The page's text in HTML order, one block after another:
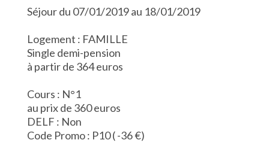
Séjour du 07/01/2019 au 18/01/2019
Logement : FAMILLE
Single demi-pension
à partir de 364 euros
Cours : N°1
au prix de 360 euros
DELF : Non
Code Promo : P10 ( -36 €)